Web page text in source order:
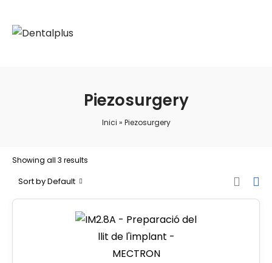
Piezosurgery
Inici » Piezosurgery
Showing all 3 results
Sort by Default